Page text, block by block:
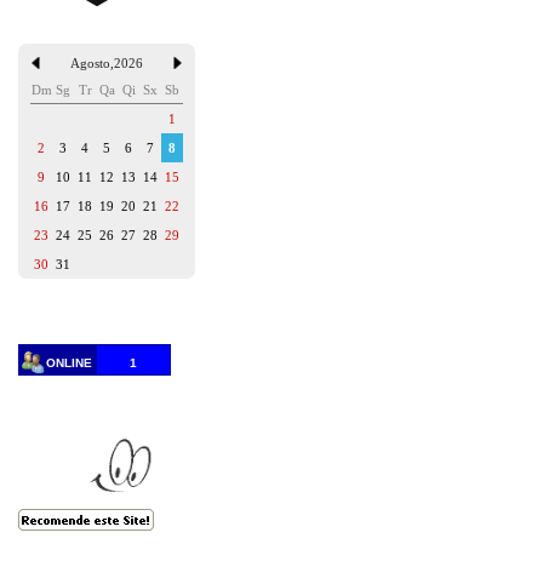
Agosto 2026
Dm Sg Tr Qa Qi Sx Sb
1
2
3 4 5 6 7
8
9
10 11 12 13 14 15
16 17 18 19 20 21
22
23 24 25 26 27 28 29
30 31
ONLINE 1